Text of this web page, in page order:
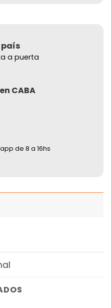
país
a puerta
CABA
de 8 a 16hs